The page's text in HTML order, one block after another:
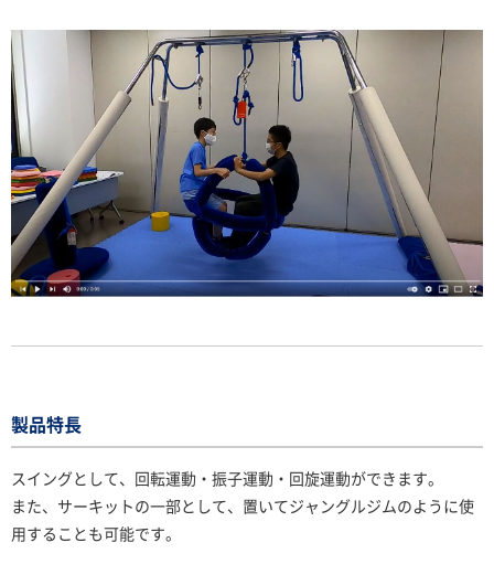
製品特長
スイングとして、回転運動・振子運動・回旋運動ができます。
また、サーキットの一部として、置いてジャングルジムのように使
用することも可能です。